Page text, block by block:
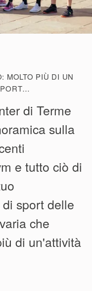
MOLTO PIÙ DI UN
di Terme
sulla
e tutto ciò di
sport delle
che
di un'attività